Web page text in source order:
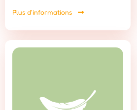
Plus d'informations